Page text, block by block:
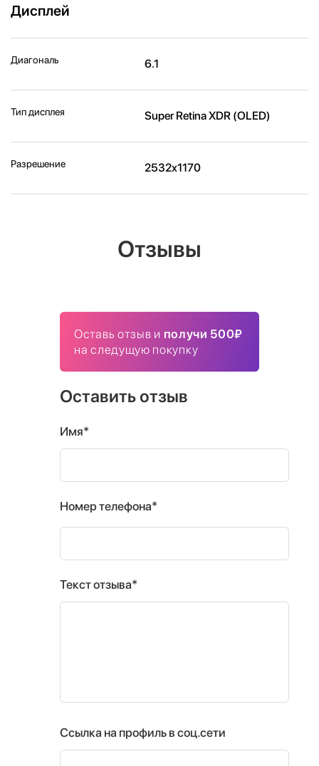
Дисплей
Диагональ 6.1
Тип дисплея Super Retina XDR (OLED)
Разрешение 2532x1170
Отзывы
Оставь отзыв и получи 500₽
на следущую покупку
Оставить отзыв
Имя*
Номер телефона*
Текст отзыва*
Ссылка на профиль в соц.сети